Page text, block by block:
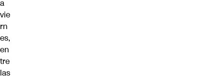
a
vie
rn
es,
en
tre
las